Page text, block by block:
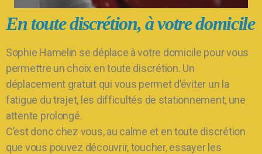
En toute discrétion, à votre domicile
Sophie Hamelin se déplace à votre domicile pour vous
permettre un choix en toute discrétion. Un
déplacement gratuit qui vous permet d’éviter un la
fatigue du trajet, les difficultés de stationnement, une
attente prolongé.
C’est donc chez vous, au calme et en toute discrétion
que vous pouvez découvrir, toucher, essayer les